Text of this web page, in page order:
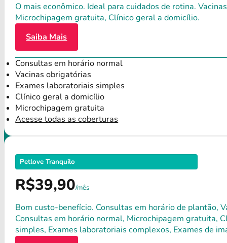
O mais econômico. Ideal para cuidados de rotina.
Microchipagem gratuita, Clínico geral a domicílio.
Saiba Mais
Consultas em horário normal
Vacinas obrigatórias
Exames laboratoriais simples
Clínico geral a domicílio
Microchipagem gratuita
Acesse todas as coberturas
Petlove Tranquilo
R$39,90/mês
Bom custo-benefício. Consultas em horário de plantão,
Consultas em horário normal, Microchipagem gratuita,
simples, Exames laboratoriais complexos, Exames de